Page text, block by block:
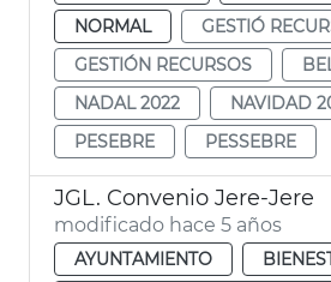
NORMAL
GESTIÓ
GESTIÓN RECURSOS
NADAL 2022
NAVIDAD
PESEBRE
PESSEBRE
JGL. Convenio Jere-Jere
modificado hace 5 años
AYUNTAMIENTO